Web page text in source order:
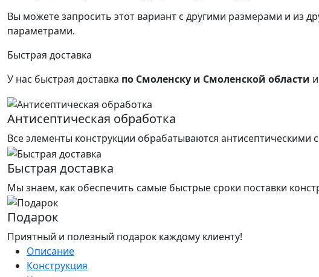
Вы можете запросить этот вариант с другими размерами и из
параметрами.
Быстрая доставка
У нас быстрая доставка по Смоленску и Смоленской области
Антисептическая обработка
Все элементы конструкции обрабатываются антисептическими
Быстрая доставка
Мы знаем, как обеспечить самые быстрые сроки поставки
Подарок
Приятный и полезный подарок каждому клиенту!
Описание
Конструкция